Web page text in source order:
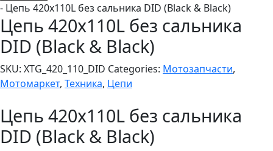
- Цепь 420x110L без сальника DID (Black & Black)
Цепь 420x110L без сальника
DID (Black & Black)
SKU: XTG_420_110_DID Categories: Мотозапчасти,
Мотомаркет, Техника, Цепи
Цепь 420x110L без сальника
DID (Black & Black)